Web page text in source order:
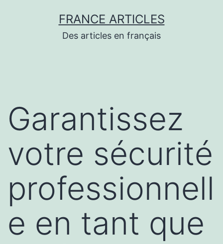
FRANCE ARTICLES
Des articles en français
Garantissez
votre sécurité
professionnell
e en tant que